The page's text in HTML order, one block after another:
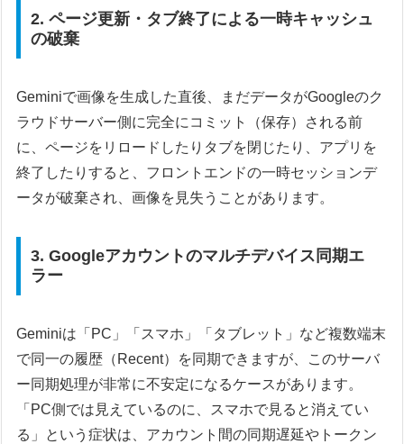
2. ページ更新・タブ終了による一時キャッシュ
の破棄
Geminiで画像を生成した直後、まだデータがGoogleのク
ラウドサーバー側に完全にコミット（保存）される前
に、ページをリロードしたりタブを閉じたり、アプリを
終了したりすると、フロントエンドの一時セッションデ
ータが破棄され、画像を見失うことがあります。
3. Googleアカウントのマルチデバイス同期エ
ラー
Geminiは「PC」「スマホ」「タブレット」など複数端末
で同一の履歴（Recent）を同期できますが、このサーバ
ー同期処理が非常に不安定になるケースがあります。
「PC側では見えているのに、スマホで見ると消えてい
る」という症状は、アカウント間の同期遅延やトークン